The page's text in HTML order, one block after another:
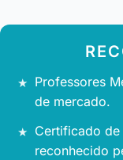
Professores
de mercado.
Certificado de
reconhecido